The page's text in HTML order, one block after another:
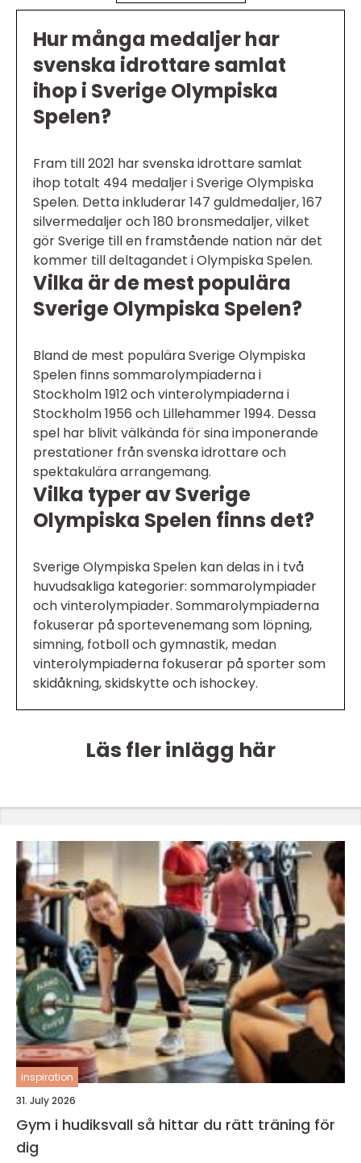
Hur många medaljer har
svenska idrottare samlat
ihop i Sverige Olympiska
Spelen?
Fram till 2021 har svenska idrottare samlat
ihop totalt 494 medaljer i Sverige Olympiska
Spelen. Detta inkluderar 147 guldmedaljer, 167
silvermedaljer och 180 bronsmedaljer, vilket
gör Sverige till en framstående nation när det
kommer till deltagandet i Olympiska Spelen.
Vilka är de mest populära
Sverige Olympiska Spelen?
Bland de mest populära Sverige Olympiska
Spelen finns sommarolympiaderna i
Stockholm 1912 och vinterolympiaderna i
Stockholm 1956 och Lillehammer 1994. Dessa
spel har blivit välkända för sina imponerande
prestationer från svenska idrottare och
spektakulära arrangemang.
Vilka typer av Sverige
Olympiska Spelen finns det?
Sverige Olympiska Spelen kan delas in i två
huvudsakliga kategorier: sommarolympiader
och vinterolympiader. Sommarolympiaderna
fokuserar på sportevenemang som löpning,
simning, fotboll och gymnastik, medan
vinterolympiaderna fokuserar på sporter som
skidåkning, skidskytte och ishockey.
Läs fler inlägg här
inspiration
31. July 2026
Gym i hudiksvall så hittar du rätt träning för
dig